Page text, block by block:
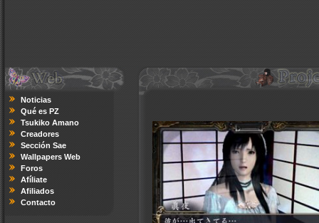
Noticias
Qué es PZ
Tsukiko Amano
Creadores
Sección Sae
Wallpapers Web
Foros
Afíliate
Afiliados
Contacto